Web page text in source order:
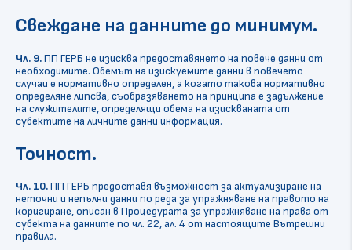
Свеждане на данните до минимум.
Чл. 9.ПП ГЕРБ не изисква предоставянето на повече данни от
необходимите. Обемът на изискуемите данни в повечето
случаи е нормативно определен, а когато такова нормативно
определяне липсва, съобразяването на принципа е задължение
на служителите, определящи обема на изискваната от
субектите на личните данни информация.
Точност.
Чл. 10.ПП ГЕРБ предоставя възможност за актуализиране на
неточни и непълни данни по реда за упражняване на правото на
коригиране, описан в Процедурата за упражняване на права от
субекта на данните по чл. 22, ал. 4 от настоящите Вътрешни
правила.